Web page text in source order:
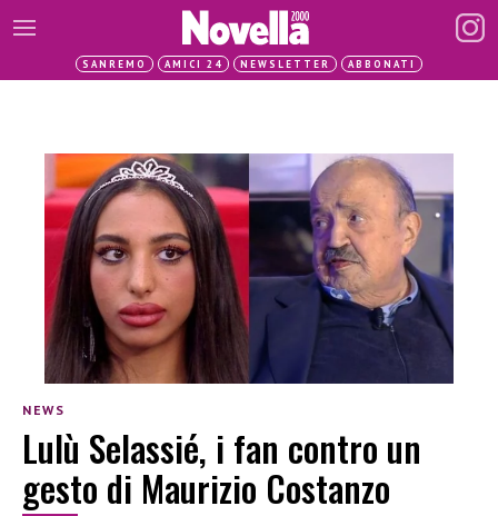
SANREMO AMICI 24 NEWSLETTER ABBONATI
NEWS
Lulù Selassié, i fan contro un
gesto di Maurizio Costanzo